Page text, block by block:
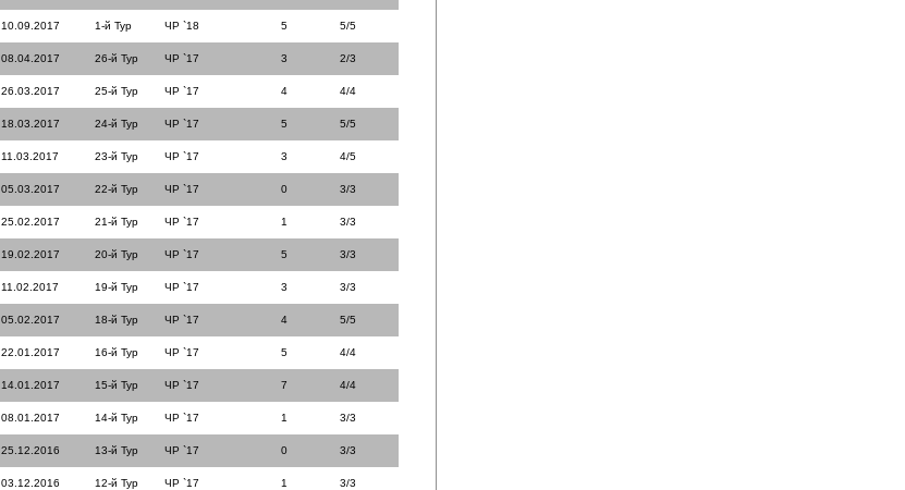
10.09.2017 1-й Тур ЧР `18 5 5/5
08.04.2017 26-й Тур ЧР `17 3 2/3
26.03.2017 25-й Тур ЧР `17 4 4/4
18.03.2017 24-й Тур ЧР `17 5 5/5
11.03.2017 23-й Тур ЧР `17 3 4/5
05.03.2017 22-й Тур ЧР `17 0 3/3
25.02.2017 21-й Тур ЧР `17 1 3/3
19.02.2017 20-й Тур ЧР `17 5 3/3
11.02.2017 19-й Тур ЧР `17 3 3/3
05.02.2017 18-й Тур ЧР `17 4 5/5
22.01.2017 16-й Тур ЧР `17 5 4/4
14.01.2017 15-й Тур ЧР `17 7 4/4
08.01.2017 14-й Тур ЧР `17 1 3/3
25.12.2016 13-й Тур ЧР `17 0 3/3
03.12.2016 12-й Тур ЧР `17 1 3/3